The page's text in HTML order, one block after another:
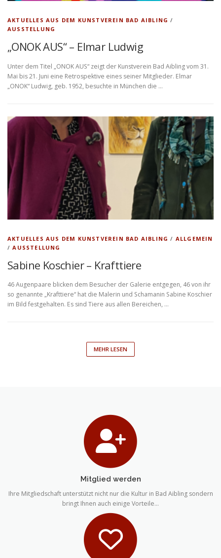
AKTUELLES AUS DEM KUNSTVEREIN BAD AIBLING /
AUSSTELLUNG
„ONOK AUS“ – Elmar Ludwig
Unter dem Titel „ONOK AUS“ zeigt der Kunstverein Bad Aibling vom 31.
Mai bis 21. Juni eine Retrospektive eines seiner Mitglieder. Elmar
„ONOK“ Ludwig, geb. 1952, besuchte in München die …
AKTUELLES AUS DEM KUNSTVEREIN BAD AIBLING / ALLGEMEIN
/AUSSTELLUNG
Sabine Koschier – Krafttiere
46 Augenpaare blicken dem Besucher der Galerie entgegen, 46 von ihr
so genannte „Krafttiere“ hat die Malerin und Schamanin Sabine Koschier
im Bild festgehalten. Es sind Tiere aus allen Bereichen, …
MEHR LESEN
Mitglied werden
Ihre Mitgliedschaft unterstützt nicht nur die Kultur in Bad Aibling sondern
bringt Ihnen auch einige Vorteile…